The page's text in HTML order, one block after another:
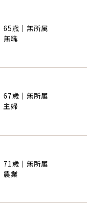
65歳｜無所属
無職
67歳｜無所属
主婦
71歳｜無所属
農業